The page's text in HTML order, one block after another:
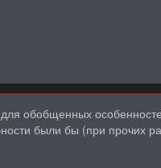
обобщенных
были бы (при прочих